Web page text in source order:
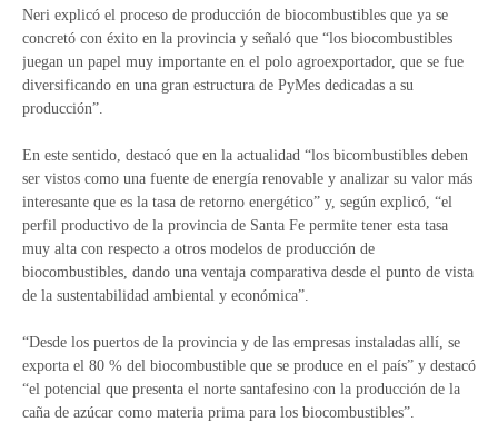
Neri explicó el proceso de producción de biocombustibles que ya se
concretó con éxito en la provincia y señaló que “los biocombustibles
juegan un papel muy importante en el polo agroexportador, que se fue
diversificando en una gran estructura de PyMes dedicadas a su
producción”.
En este sentido, destacó que en la actualidad “los bicombustibles deben
ser vistos como una fuente de energía renovable y analizar su valor más
interesante que es la tasa de retorno energético” y, según explicó, “el
perfil productivo de la provincia de Santa Fe permite tener esta tasa
muy alta con respecto a otros modelos de producción de
biocombustibles, dando una ventaja comparativa desde el punto de vista
de la sustentabilidad ambiental y económica”.
“Desde los puertos de la provincia y de las empresas instaladas allí, se
exporta el 80 % del biocombustible que se produce en el país” y destacó
“el potencial que presenta el norte santafesino con la producción de la
caña de azúcar como materia prima para los biocombustibles”.